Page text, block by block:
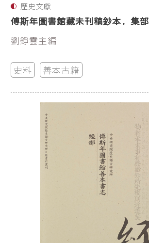
歷史文獻
傅斯年圖書館藏未刊稿鈔本．集部
劉錚雲主編
史料 善本古籍